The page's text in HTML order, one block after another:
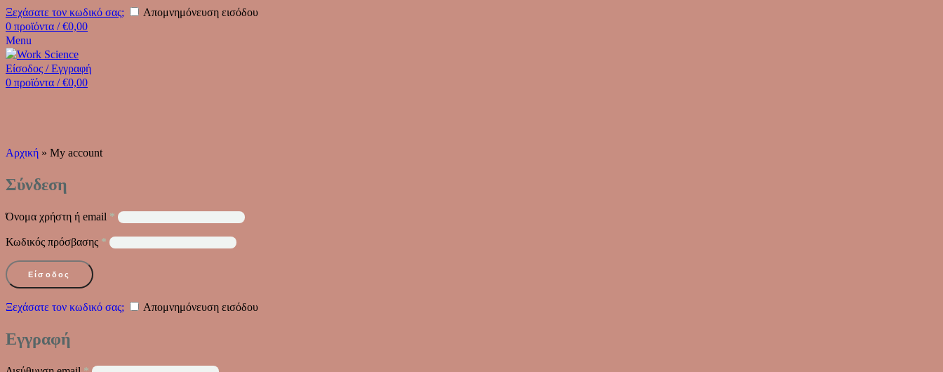
Ξεχάσατε τον κωδικό σας;
Απομνημόνευση εισόδου
0 προϊόντα / €0,00
Menu
Είσοδος / Εγγραφή
0 προϊόντα / €0,00
Αρχική » My account
Σύνδεση
Όνομα χρήστη ή email *
Κωδικός πρόσβασης *
Είσοδος
Ξεχάσατε τον κωδικό σας; Απομνημόνευση εισόδου
Εγγραφή